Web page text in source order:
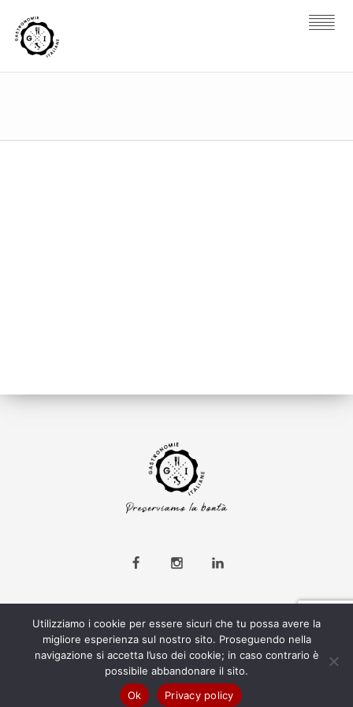
2022 © GASTRONOMIE ITALIANE S.R.L. LARGO PANIZZA 4, PAVIA - 27100
P.IVA: 02541690182, N° REA PV-282162 REGISTRATA ALL’UFFICIO DI
PAVIA. GASTRONOMIE.ITALIANE@PEC.IT. CAPITALE SOCIALE 10000€ I.V.
Utilizziamo i cookie per essere sicuri che tu possa avere la
migliore esperienza sul nostro sito. Proseguendo nella
navigazione si accetta l’uso dei cookie; in caso contrario è
possibile abbandonare il sito.
Ok
Privacy policy